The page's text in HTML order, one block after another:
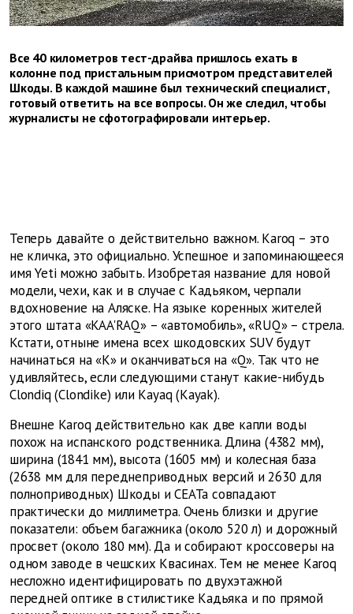
Все 40 километров тест-драйва пришлось ехать в
колонне под пристальным присмотром представителей
Шкоды. В каждой машине был технический специалист,
готовый ответить на все вопросы. Он же следил, чтобы
журналисты не сфотографировали интерьер.
Теперь давайте о действительно важном. Karoq – это
не кличка, это официально. Успешное и запоминающееся
имя Yeti можно забыть. Изобретая название для новой
модели, чехи, как и в случае с Кадьяком, черпали
вдохновение на Аляске. На языке коренных жителей
этого штата «KAA'RAQ» – «автомобиль», «RUQ» – стрела.
Кстати, отныне имена всех шкодовских SUV будут
начинаться на «K» и оканчиваться на «Q». Так что не
удивляйтесь, если следующими станут какие-нибудь
Clondiq (Clondike) или Kayaq (Kayak).
Внешне Karoq действительно как две капли воды
похож на испанского родственника. Длина (4382 мм),
ширина (1841 мм), высота (1605 мм) и колесная база
(2638 мм для переднеприводных версий и 2630 для
полноприводных) Шкоды и СЕАТа совпадают
практически до миллиметра. Очень близки и другие
показатели: объем багажника (около 520 л) и дорожный
просвет (около 180 мм). Да и собирают кроссоверы на
одном заводе в чешских Квасинах. Тем не менее Karoq
несложно идентифицировать по двухэтажной
передней оптике в стилистике Кадьяка и по прямой